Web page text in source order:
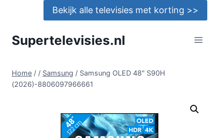
Bekijk alle televisies met korting >>
Supertelevisies.nl
Home / / Samsung / Samsung OLED 48″ S90H
(2026)-8806097966661